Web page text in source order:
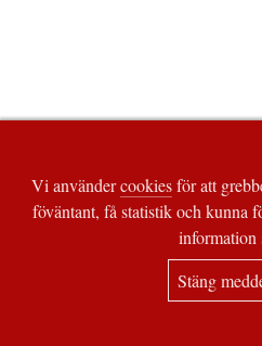
Vi användercookiesför att
föväntant, få statistik och kunna
information
Stäng